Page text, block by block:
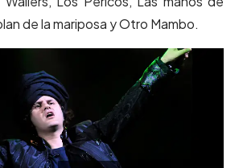
de la mariposa y Otro Mambo.